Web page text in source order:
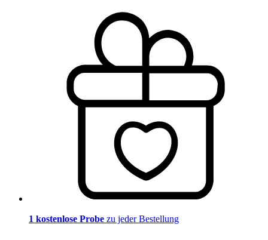
1 kostenlose Probe zu jeder Bestellung